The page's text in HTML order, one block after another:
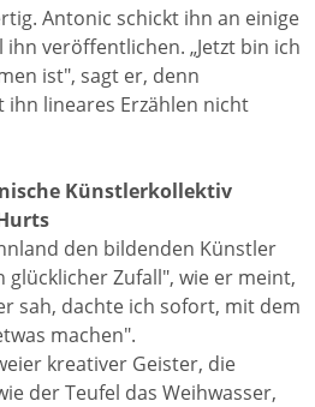
Antonic schickt ihn an einige
veröffentlichen. „Jetzt bin ich
ist", sagt er, denn
lineares Erzählen nicht
Künstlerkollektiv
den bildenden Künstler
glücklicher Zufall", wie er meint,
sah, dachte ich sofort, mit dem
machen".
kreativer Geister, die
der Teufel das Weihwasser,